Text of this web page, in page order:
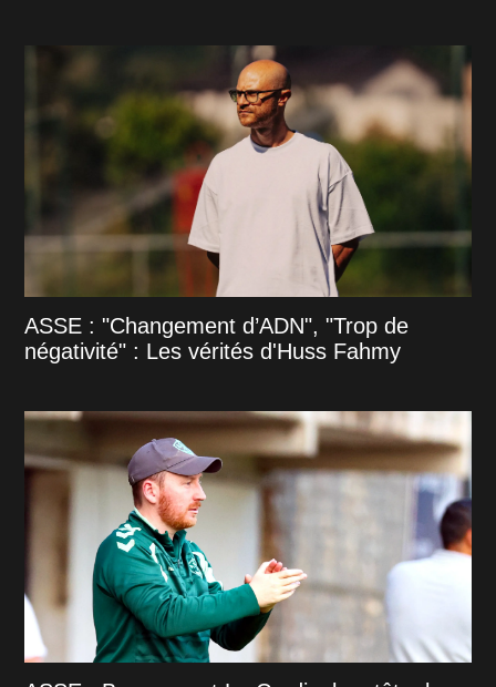
ASSE : "Changement d’ADN", "Trop de
négativité" : Les vérités d'Huss Fahmy